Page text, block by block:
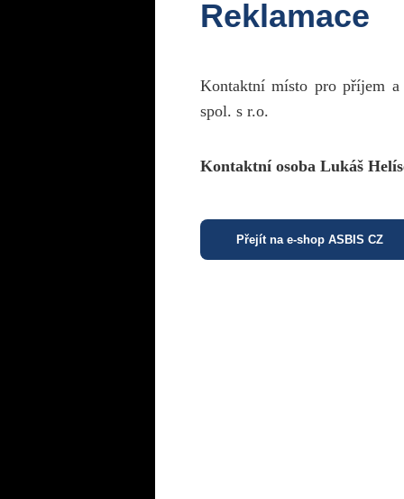
Reklamace
Kontaktní místo pro příjem
spol. s r.o.
Kontaktní osoba Lukáš
Přejít na e-shop ASBIS CZ